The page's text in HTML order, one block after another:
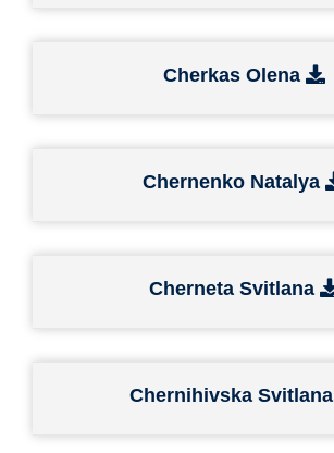
Cherkas Olena
Chernenko Natalya
Cherneta Svitlana
Chernihivska Svitlana